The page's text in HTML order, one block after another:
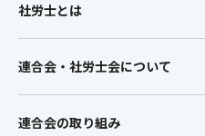
社労士とは
連合会・社労士会について
連合会の取り組み